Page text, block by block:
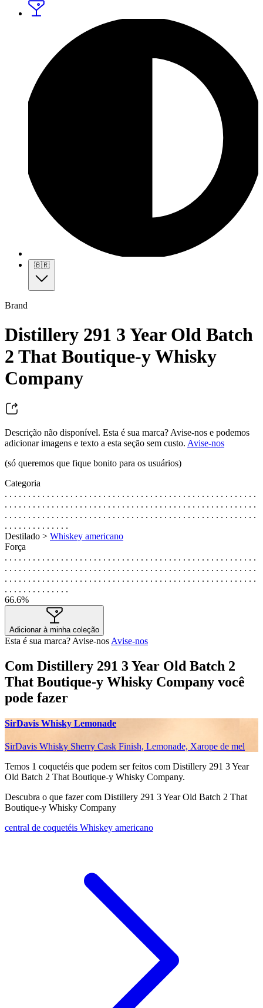
🇧🇷
Brand
Distillery 291 3 Year Old Batch
2 That Boutique-y Whisky
Company
Descrição não disponível. Esta é sua marca? Avise-nos e podemos
adicionar imagens e texto a esta seção sem custo. Avise-nos
(só queremos que fique bonito para os usuários)
Categoria
. . . . . . . . . . . . . . . . . . . . . . . . . . . . . . . . . . . . . . . . . . . . . . . . . . . . . .
. . . . . . . . . . . . . . . . . . . . . . . . . . . . . . . . . . . . . . . . . . . . . . . . . . . . . .
. . . . . . . . . . . . . . . . . . . . . . . . . . . . . . . . . . . . . . . . . . . . . . . . . . . . . .
. . . . . . . . . . . . . .
Destilado > Whiskey americano
Força
. . . . . . . . . . . . . . . . . . . . . . . . . . . . . . . . . . . . . . . . . . . . . . . . . . . . . .
. . . . . . . . . . . . . . . . . . . . . . . . . . . . . . . . . . . . . . . . . . . . . . . . . . . . . .
. . . . . . . . . . . . . . . . . . . . . . . . . . . . . . . . . . . . . . . . . . . . . . . . . . . . . .
. . . . . . . . . . . . . .
66.6%
Adicionar à minha coleção
Esta é sua marca? Avise-nos Avise-nos
Com Distillery 291 3 Year Old Batch 2
That Boutique-y Whisky Company você
pode fazer
SirDavis Whisky Lemonade
SirDavis Whisky Sherry Cask Finish, Lemonade, Xarope de mel
Temos 1 coquetéis que podem ser feitos com Distillery 291 3 Year
Old Batch 2 That Boutique-y Whisky Company.
Descubra o que fazer com Distillery 291 3 Year Old Batch 2 That
Boutique-y Whisky Company
central de coquetéis Whiskey americano